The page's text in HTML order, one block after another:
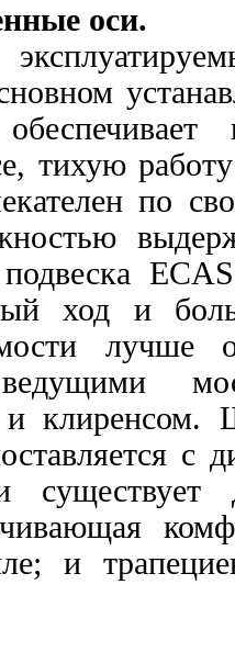
оси.
тихую
по
подвеска
ход и
лучше
и
с
и